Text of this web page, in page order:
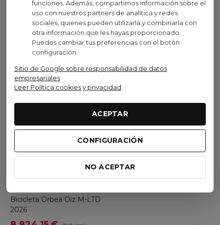
funciones. Además, compartimos información sobre el
uso con nuestros partners de analítica y redes
sociales, quienes pueden utilizarla y combinarla con
otra información que les hayas proporcionado.
Puedes cambiar tus preferencias con el botón
configuración.
Sitio de Google sobre responsabilidad de datos
empresariales
Leer Política cookies y privacidad
ACEPTAR
CONFIGURACIÓN
NO ACEPTAR
XT Gen 7 2026
6.699,00 € (IVA inc.)
Carmine/Matte
Purple
Phaze/Amethyst
Gloss
Chameleon
Green
/Matte
Eagle 90 Gen 7 2026
6.699,00 € (IVA inc.)
Gloss
Dark
Purple
Phaze/Amethyst
Gloss
Chameleon
Visto recientemente
Oferta
Bicicleta Orbea Oiz M-LTD
2026